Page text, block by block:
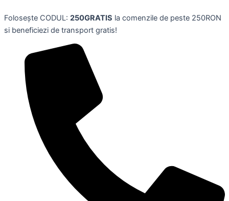
to
content
Folosește CODUL: 250GRATIS la comenzile de peste 250RON
si beneficiezi de transport gratis!